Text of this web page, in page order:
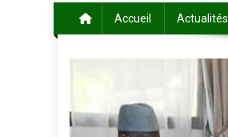
Accueil Actualités